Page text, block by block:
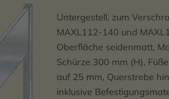
Untergestell, zum
MAXL112-140 und
Oberfläche seidenmatt,
Schürze 300 mm (H),
auf 25 mm, Querstrebe
inklusive